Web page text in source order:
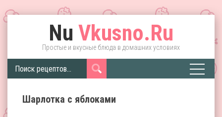
Nu Vkusno.Ru
Простые и вкусные блюда в домашних условиях
Шарлотка с яблоками